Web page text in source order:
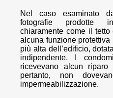
Nel caso esaminato
fotografie prodotte
chiaramente come il
alcuna funzione
più alta dell’edificio,
indipendente. I
ricevevano alcun
pertanto, non
impermeabilizzazione.